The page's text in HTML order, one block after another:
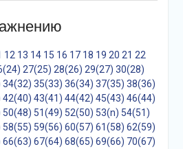
12 13 14 15 16 17 18 19 20 21 22
27(25) 28(26) 29(27) 30(28)
34(32) 35(33) 36(34) 37(35) 38(36)
42(40) 43(41) 44(42) 45(43) 46(44)
50(48) 51(49) 52(50) 53(n) 54(51)
58(55) 59(56) 60(57) 61(58) 62(59)
66(63) 67(64) 68(65) 69(66) 70(67)